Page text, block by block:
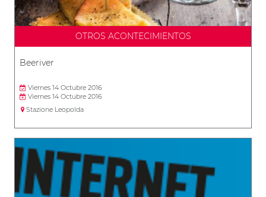
OTROS ACONTECIMIENTOS
Beeriver
Viernes 14 Octubre 2016
Viernes 14 Octubre 2016
Stazione Leopolda